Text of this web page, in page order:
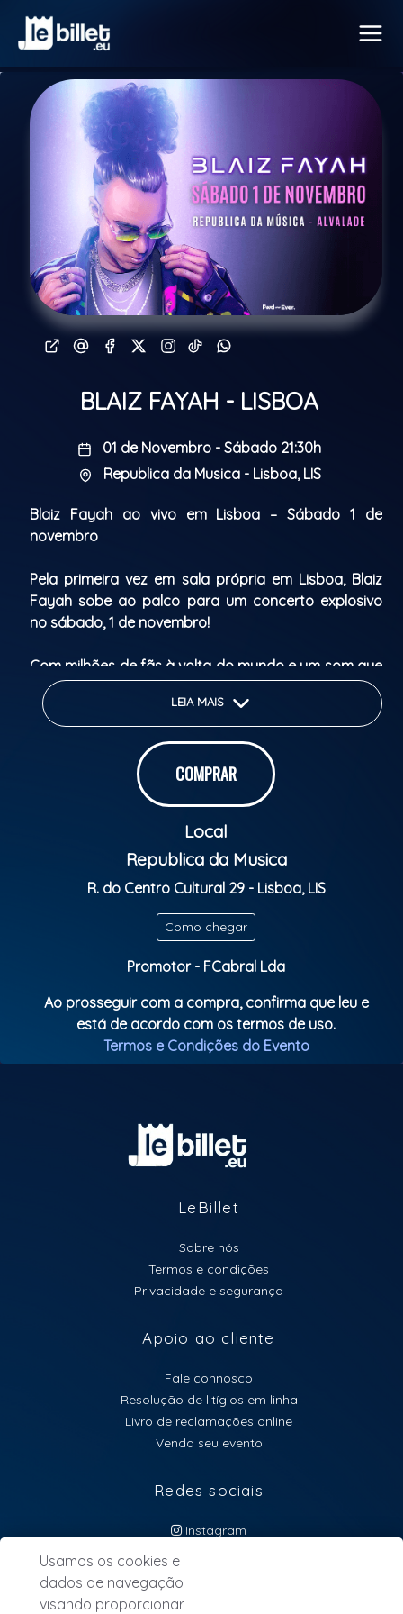
BLAIZ FAYAH - LISBOA
01 de Novembro - Sábado 21:30h
Republica da Musica - Lisboa, LIS
Blaiz Fayah ao vivo em Lisboa – Sábado 1 de
novembro
Pela primeira vez em sala própria em Lisboa, Blaiz
Fayah sobe ao palco para um concerto explosivo
no sábado, 1 de novembro!
Com milhões de fãs à volta do mundo e um som que
atravessa fronteiras, Blaiz Fayah é hoje uma das
maiores sensações globais do Dancehall / Shatta.
Dono de êxitos virais como “Bad”, “Money Pull Up” e
“Pon Di Ting”, o artista francês já soma mais de 250
milhões de streams, 4 milhões de ouvintes mensais
no Spotify e uma legião de seguidores no TikTok e
A digressão mundial do seu novo álbum “Shatta
Ting” chega agora a Portugal, com um espetáculo
que vão do dancehall ao kompa, moombahton e
Dancehall internacional. Os bilhetes são limitados –
garante já o teu lugar!
LEIA MAIS
COMPRAR
Local
Republica da Musica
R. do Centro Cultural 29 - Lisboa, LIS
Como chegar
Promotor - FCabral Lda
Ao prosseguir com a compra, confirma que leu e
está de acordo com os termos de uso.
Termos e Condições do Evento
LeBillet
Sobre nós
Termos e condições
Privacidade e segurança
Apoio ao cliente
Fale connosco
Resolução de litígios em linha
Livro de reclamações online
Venda seu evento
Redes sociais
Instagram
atendimento@lebillet.eu
NEWSLETTER
Usamos os cookies e
dados de navegação
visando proporcionar